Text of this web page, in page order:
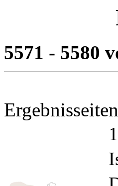
5571 - 5580